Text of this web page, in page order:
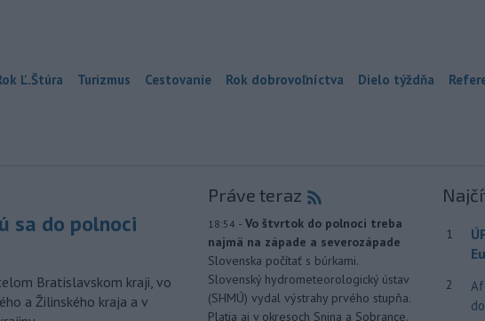
Ľ.Štúra Turizmus Cestovanie Rok dobrovoľníctva Dielo týždňa
sa do polnoci
Bratislavskom kraji, vo
a Žilinského kraja a v
Práve teraz
18:54 - Vo štvrtok do polnoci treba
najmä na západe a severozápade
Slovenska počítať s búrkami.
Slovenský hydrometeorologický ústav
(SHMÚ) vydal výstrahy prvého stupňa.
Platia aj v okresoch Snina a Sobrance.
1
2